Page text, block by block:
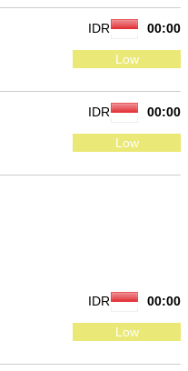
00:00
IDR
Low
00:00
IDR
Low
00:00
IDR
Low